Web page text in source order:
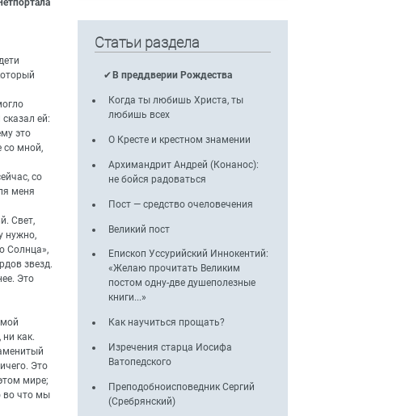
ей:
это
со мной,
со
меня
Свет,
нужно,
Солнца»,
звезд.
Это
как.
Это
мире;
во что мы
Статьи раздела
В преддверии Рождества
Когда ты любишь Христа, ты
любишь всех
О Кресте и крестном знамении
Архимандрит Андрей (Конанос):
не бойся радоваться
Пост — средство очеловечения
Великий пост
Епископ Уссурийский Иннокентий:
«Желаю прочитать Великим
постом одну-две душеполезные
книги...»
Как научиться прощать?
Изречения старца Иосифа
Ватопедского
Преподобноисповедник Сергий
(Сребрянский)